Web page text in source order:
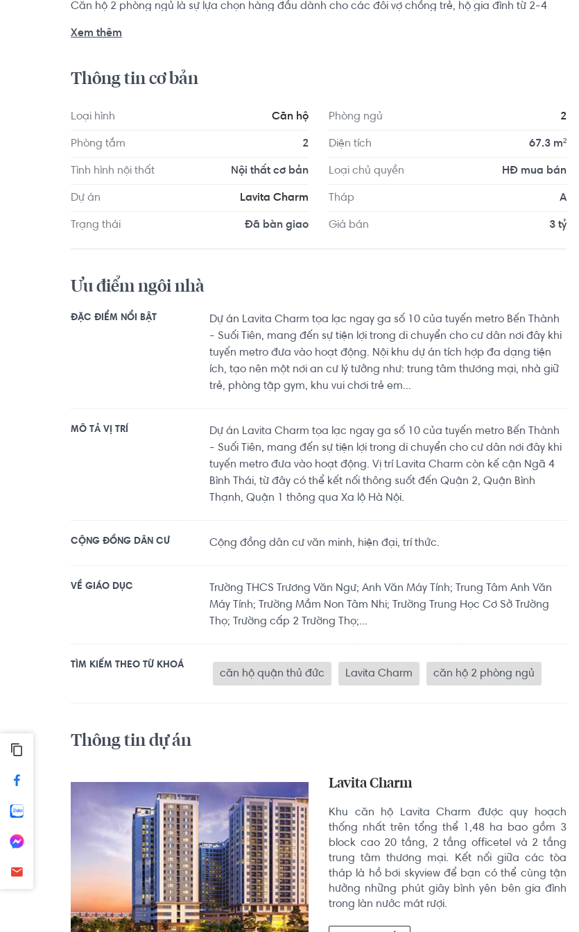
Căn hộ 2 phòng ngủ là sự lựa chọn hàng đầu dành cho các đôi vợ chồng trẻ, hộ gia đình từ 2-4
tiện lợi trong di chuyển cho cư dân nơi đây khi tuyến metro đưa vào hoạt động. Nội khu dự án tích
tập gym, khu vui chơi trẻ em...
Xem thêm
Thông tin cơ bản
Loại hình Căn hộ Phòng ngủ 2
Phòng tắm 2 Diện tích 67.3 m²
Tình hình nội thất Nội thất cơ bản Loại chủ quyền HĐ mua bán
Dự án Lavita Charm Tháp A
Trạng thái Đã bàn giao Giá bán 3 tỷ
Ưu điểm ngôi nhà
ĐẶC ĐIỂM NỔI BẬT
Dự án Lavita Charm tọa lạc ngay ga số 10 của tuyến metro Bến Thành
- Suối Tiên, mang đến sự tiện lợi trong di chuyển cho cư dân nơi đây khi
tuyến metro đưa vào hoạt động. Nội khu dự án tích hợp đa dạng tiện
ích, tạo nên một nơi an cư lý tưởng như: trung tâm thương mại, nhà giữ
trẻ, phòng tập gym, khu vui chơi trẻ em...
MÔ TẢ VỊ TRÍ
Dự án Lavita Charm tọa lạc ngay ga số 10 của tuyến metro Bến Thành
- Suối Tiên, mang đến sự tiện lợi trong di chuyển cho cư dân nơi đây khi
tuyến metro đưa vào hoạt động. Vị trí Lavita Charm còn kế cận Ngã 4
Bình Thái, từ đây có thể kết nối thông suốt đến Quận 2, Quận Bình
Thạnh, Quận 1 thông qua Xa lộ Hà Nội.
CỘNG ĐỒNG DÂN CƯ Cộng đồng dân cư văn minh, hiện đại, trí thức.
VỀ GIÁO DỤC
Trường THCS Trương Văn Ngư; Anh Văn Máy Tính; Trung Tâm Anh Văn
Máy Tính; Trường Mầm Non Tâm Nhi; Trường Trung Học Cơ Sở Trường
Thọ; Trường cấp 2 Trường Thọ;...
TÌM KIẾM THEO TỪ KHOÁ
căn hộ quận thủ đức Lavita Charm căn hộ 2 phòng ngủ
Thông tin dự án
Lavita Charm
Khu căn hộ Lavita Charm được quy hoạch
thống nhất trên tổng thể 1,48 ha bao gồm 3
block cao 20 tầng, 2 tầng officetel và 2 tầng
trung tâm thương mại. Kết nối giữa các tòa
tháp là hồ bơi skyview để bạn có thể cùng tận
hưởng những phút giây bình yên bên gia đình
trong làn nước mát rượi.